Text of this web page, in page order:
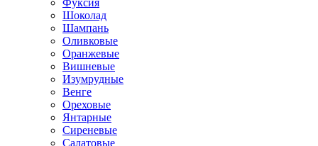
Фуксия
Шоколад
Шампань
Оливковые
Оранжевые
Вишневые
Изумрудные
Венге
Ореховые
Янтарные
Сиреневые
Салатовые